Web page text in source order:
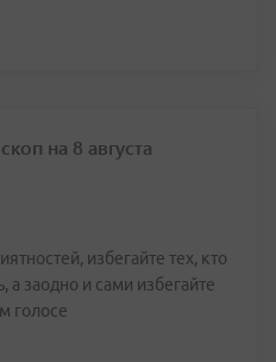
на 8 августа
избегайте тех, кто
а заодно и сами избегайте
голосе